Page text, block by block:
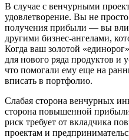
В случае с венчурными
удовлетворение. Вы не
получения прибыли — вы
другими бизнес-ангелами,
Когда ваш золотой
для нового ряда продуктов и
что помогали ему еще на
вписать в портфолио.
Слабая сторона венчурных
сторона повышенной
риск требует от вкладчика
проектам и